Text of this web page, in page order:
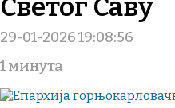
Светог Саву
29-01-2026 19:08:56
1 минута